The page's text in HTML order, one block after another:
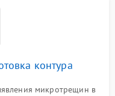
контура
микротрещин в